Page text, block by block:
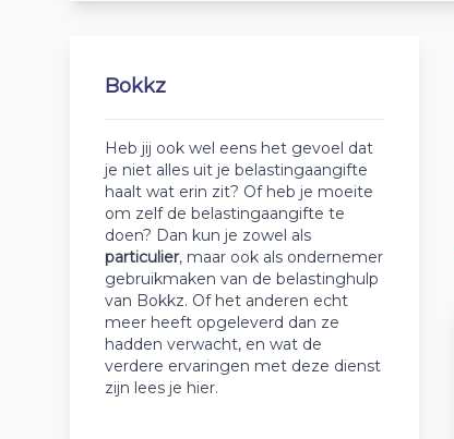
Bokkz
Heb jij ook wel eens het gevoel dat
je niet alles uit je belastingaangifte
haalt wat erin zit? Of heb je moeite
om zelf de belastingaangifte te
doen? Dan kun je zowel als
particulier, maar ook als ondernemer
gebruikmaken van de belastinghulp
van Bokkz. Of het anderen echt
meer heeft opgeleverd dan ze
hadden verwacht, en wat de
verdere ervaringen met deze dienst
zijn lees je hier.